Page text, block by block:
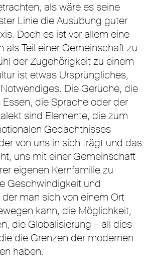
Unmute
als wäre es seine
Linie die Ausübung guter
Doch es ist vor allem eine
als Teil einer Gemeinschaft zu
der Zugehörigkeit zu einem
ist etwas Ursprüngliches,
Die Gerüche, die
die Sprache oder der
sind Elemente, die zum
Gedächtnisses
von uns in sich trägt und das
uns mit einer Gemeinschaft
eigenen Kernfamilie zu
Geschwindigkeit und
man sich von einem Ort
kann, die Möglichkeit,
die Globalisierung – all dies
die Grenzen der modernen
haben.